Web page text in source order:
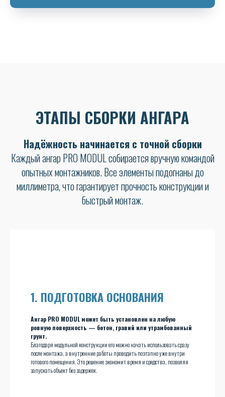
ЭТАПЫ СБОРКИ АНГАРА
Надёжность начинается с точной сборки
Каждый ангар PRO MODUL собирается вручную командой
опытных монтажников. Все элементы подогнаны до
миллиметра, что гарантирует прочность конструкции и
быстрый монтаж.
1. ПОДГОТОВКА ОСНОВАНИЯ
Ангар PRO MODUL может быть установлен на любую
ровную поверхность — бетон, гравий или утрамбованный
грунт.
Благодаря модульной конструкции его можно начать использовать сразу
после монтажа, а внутренние работы проводить поэтапно уже внутри
готового помещения. Это решение экономит время и средства, позволяя
запускать объект без задержек.